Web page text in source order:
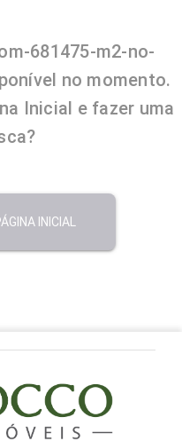
681475-m2-no-
no momento.
Inicial e fazer uma
INICIAL